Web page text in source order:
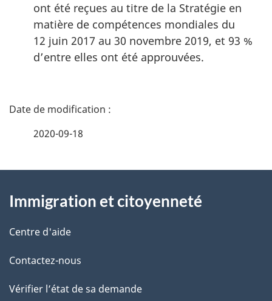
ont été reçues au titre de la Stratégie en
matière de compétences mondiales du
12 juin 2017 au 30 novembre 2019, et 93 %
d’entre elles ont été approuvées.
D
i
l
s
d
2020-09-18
propos
de
ce
site
Immigration et citoyenneté
Centre d'aide
Contactez-nous
Vérifier l’état de sa demande